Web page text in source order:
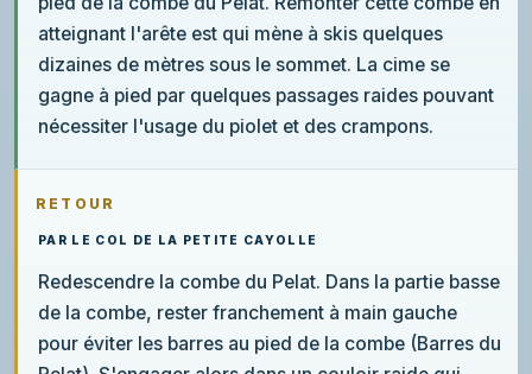
atteignant l'arête est qui mène à skis quelques
dizaines de mètres sous le sommet. La cime se
gagne à pied par quelques passages raides pouvant
nécessiter l'usage du piolet et des crampons.
RETOUR
PAR LE COL DE LA PETITE CAYOLLE
Redescendre la combe du Pelat. Dans la partie basse
de la combe, rester franchement à main gauche
pour éviter les barres au pied de la combe (Barres du